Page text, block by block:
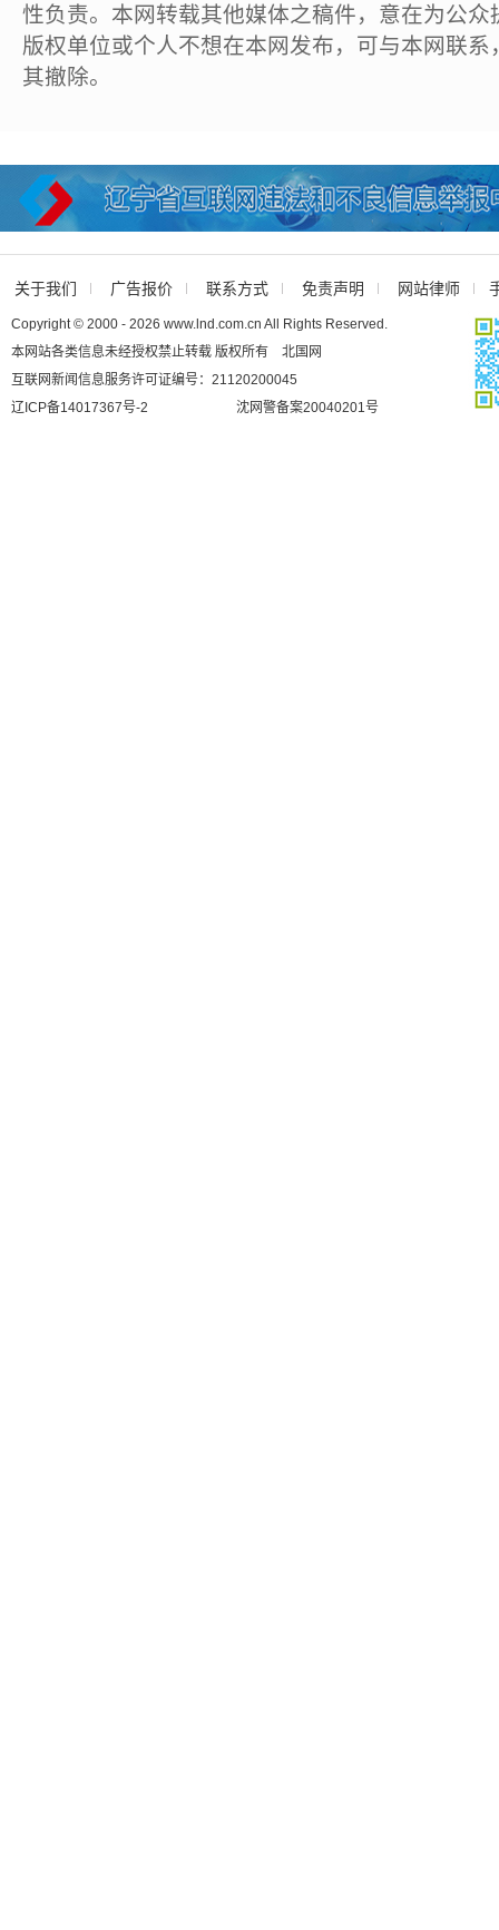
性负责。本网转载其他媒体之稿件，意在为公
版权单位或个人不想在本网发布，可与本网联
其撤除。
关于我们 广告报价 联系方式 免责声明 网站律师
Copyright © 2000 - 2026 www.lnd.com.cn All Rights Reserved.
本网站各类信息未经授权禁止转载 版权所有 北国网
互联网新闻信息服务许可证编号：21120200045
辽ICP备14017367号-2
沈网警备案20040201号